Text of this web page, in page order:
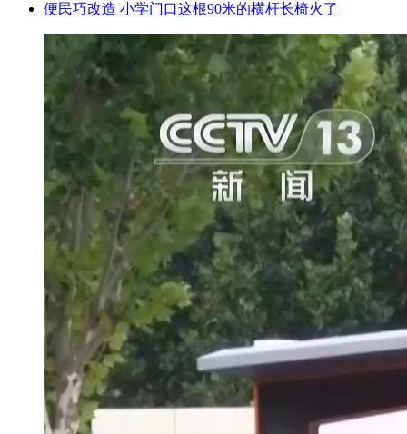
便民巧改造 小学门口这根90米的横杆长椅火了